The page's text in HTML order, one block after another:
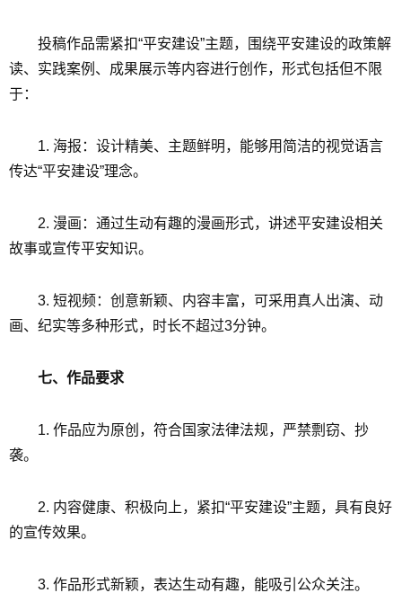
投稿作品需紧扣“平安建设”主题，围绕平安建设的政策解
读、实践案例、成果展示等内容进行创作，形式包括但不限
于：
1. 海报：设计精美、主题鲜明，能够用简洁的视觉语言
传达“平安建设”理念。
2. 漫画：通过生动有趣的漫画形式，讲述平安建设相关
故事或宣传平安知识。
3. 短视频：创意新颖、内容丰富，可采用真人出演、动
画、纪实等多种形式，时长不超过3分钟。
七、作品要求
1. 作品应为原创，符合国家法律法规，严禁剽窃、抄
袭。
2. 内容健康、积极向上，紧扣“平安建设”主题，具有良好
的宣传效果。
3. 作品形式新颖，表达生动有趣，能吸引公众关注。